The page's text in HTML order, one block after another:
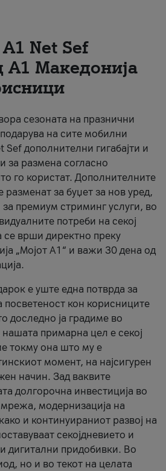
Net Sеf
А1 Македонија
сезоната на празнични
на сите мобилни
дополнителни гигабајти и
за размена согласно
го користат. Дополнителните
разменат за буџет за нов уред,
премиум стриминг услуги, во
потреби на секој
се врши директно преку
„Мојот А1“ и важи 30 дена од
е уште една потврда за
кон корисниците
доследно ја градиме во
примарна цел е секој
токму она што му е
момент, на најсигурен
начин. Зад ваквите
долгорочна инвестиција во
модернизација на
и континуираниот развој на
секојдневието и
дигитални придобивки. Во
но и во текот на целата